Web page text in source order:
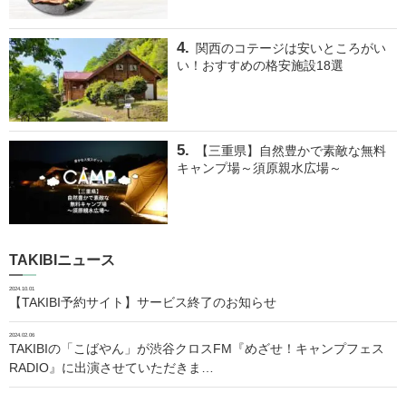
関西のコテージは安いところがい
い！おすすめの格安施設18選
【三重県】自然豊かで素敵な無料
キャンプ場～須原親水広場～
TAKIBIニュース
2024.10.01
【TAKIBI予約サイト】サービス終了のお知らせ
2024.02.06
TAKIBIの「こばやん」が渋谷クロスFM『めざせ！キャンプフェス
RADIO』に出演させていただきま…